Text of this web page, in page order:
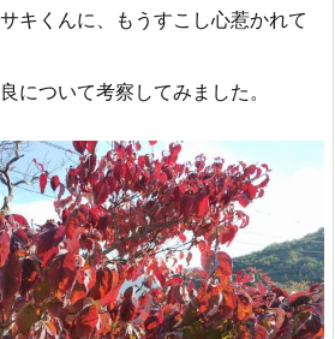
キくんに、もうすこし心惹かれて
について考察してみました。